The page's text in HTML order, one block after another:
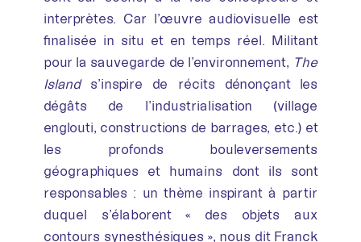
interprètes. Car l’œuvre audiovisuelle est
finalisée in situ et en temps réel. Militant
pour la sauvegarde de l’environnement, The
Islands’inspire de récits dénonçant les
dégâts de l’industrialisation (village
englouti, constructions de barrages, etc.) et
les profonds bouleversements
géographiques et humains dont ils sont
responsables : un thème inspirant à partir
duquel s’élaborent « des objets aux
contours synesthésiques », nous dit Franck